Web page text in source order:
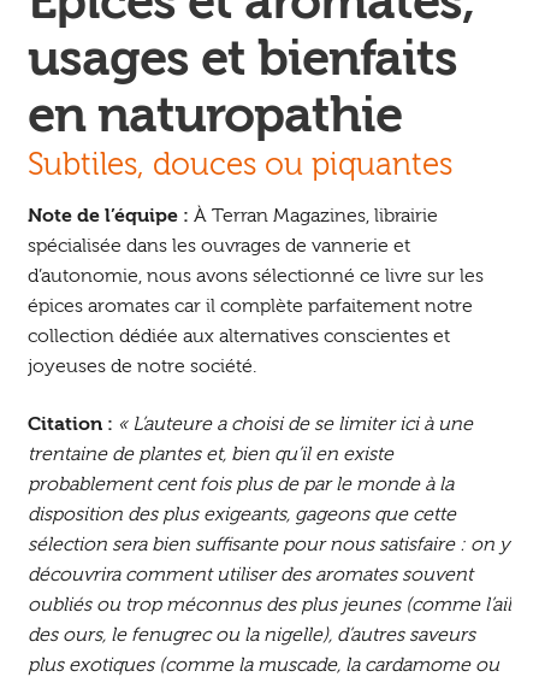
usages et bienfaits
en naturopathie
Subtiles, douces ou piquantes
Note de l’équipe : À Terran Magazines, librairie
spécialisée dans les ouvrages de vannerie et
d’autonomie, nous avons sélectionné ce livre sur les
épices aromates car il complète parfaitement notre
collection dédiée aux alternatives conscientes et
joyeuses de notre société.
Citation : « L’auteure a choisi de se limiter ici à une
trentaine de plantes et, bien qu’il en existe
probablement cent fois plus de par le monde à la
disposition des plus exigeants, gageons que cette
sélection sera bien suffisante pour nous satisfaire : on y
découvrira comment utiliser des aromates souvent
oubliés ou trop méconnus des plus jeunes (comme l’ail
des ours, le fenugrec ou la nigelle), d’autres saveurs
plus exotiques (comme la muscade, la cardamome ou